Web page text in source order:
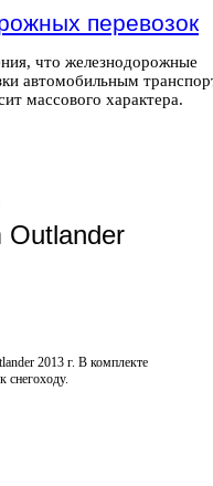
перевозок
что железнодорожные
автомобильным
массового характера.
Outlander
2013 г. В комплекте
снегоходу.